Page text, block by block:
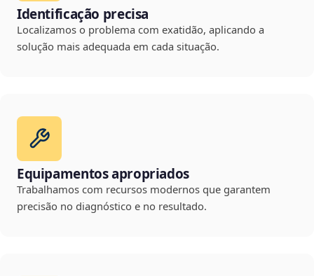
Identificação precisa
Localizamos o problema com exatidão, aplicando a
solução mais adequada em cada situação.
Equipamentos apropriados
Trabalhamos com recursos modernos que garantem
precisão no diagnóstico e no resultado.